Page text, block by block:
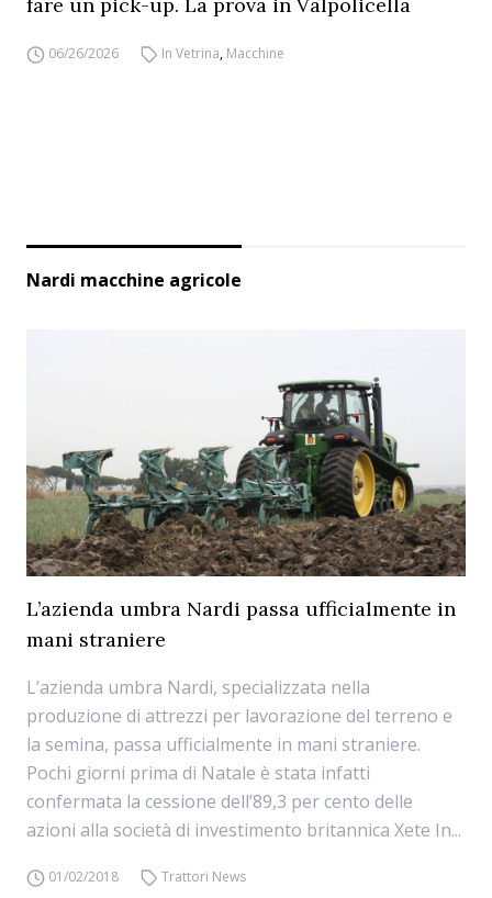
06/26/2026 In Vetrina, Macchine
Nardi macchine agricole
L’azienda umbra Nardi passa ufficialmente in
mani straniere
L’azienda umbra Nardi, specializzata nella
produzione di attrezzi per lavorazione del terreno e
la semina, passa ufficialmente in mani straniere.
Pochi giorni prima di Natale è stata infatti
confermata la cessione dell’89,3 per cento delle
azioni alla società di investimento britannica Xete In...
01/02/2018 Trattori News